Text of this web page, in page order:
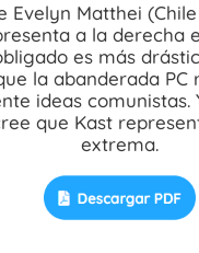
Evelyn Matthei
a la derecha
es más
la abanderada PC
ideas comunistas.
que Kast
extrema.